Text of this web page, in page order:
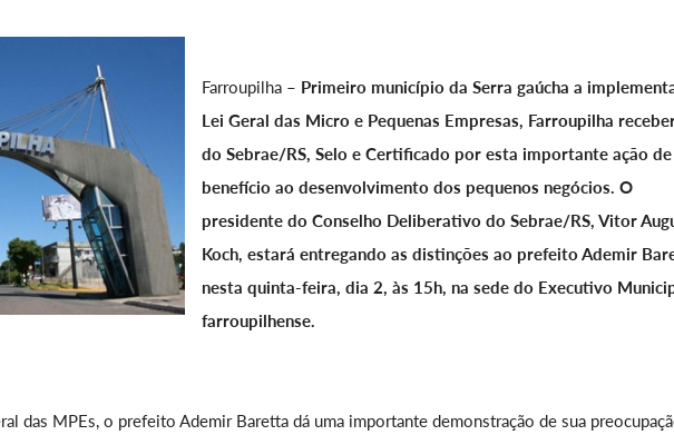
Farroupilha – Primeiro município da Serra gaúcha a
Lei Geral das Micro e Pequenas Empresas, Farroupilha
do Sebrae/RS, Selo e Certificado por esta importante ação de
benefício ao desenvolvimento dos pequenos negócios. O
presidente do Conselho Deliberativo do Sebrae/RS, Vitor
Koch, estará entregando as distinções ao prefeito Ademir
nesta quinta-feira, dia 2, às 15h, na sede do Executivo
farroupilhense.
das MPEs, o prefeito Ademir Baretta dá uma importante demonstração de sua